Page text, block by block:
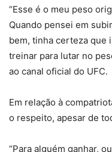
“Esse é o meu peso
Quando pensei em
bem, tinha certeza que
treinar para lutar no
ao canal oficial do UFC.
Em relação à
o respeito, apesar de
“Para alguém ganhar,